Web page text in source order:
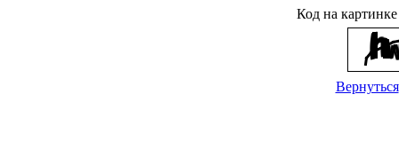
Код на
Вернуться